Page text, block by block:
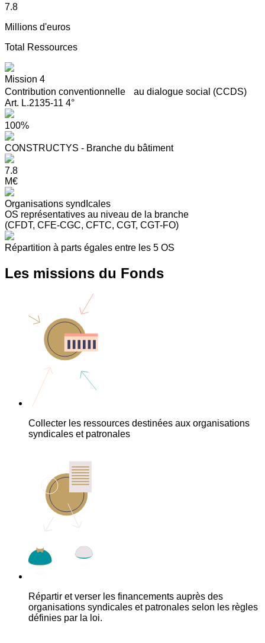
7.8
Millions d'euros
Total Ressources
Mission 4
Contribution conventionnelle au dialogue social (CCDS)
Art. L.2135-11 4°
100%
CONSTRUCTYS - Branche du bâtiment
7.8
M€
Organisations syndIcales
OS représentatives au niveau de la branche
(CFDT, CFE-CGC, CFTC, CGT, CGT-FO)
Répartition à parts égales entre les 5 OS
Les missions du Fonds
Collecter les ressources destinées aux organisations
syndicales et patronales
Répartir et verser les financements auprès des
organisations syndicales et patronales selon les règles
définies par la loi.